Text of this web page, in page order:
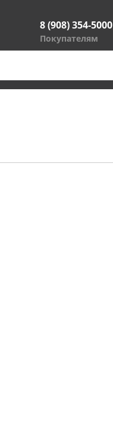
8 (908) 354-5000
Покупателям